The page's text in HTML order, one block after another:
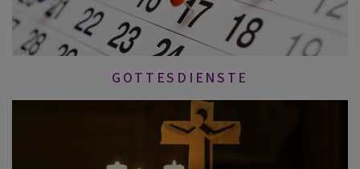
GOTTESDIENSTE